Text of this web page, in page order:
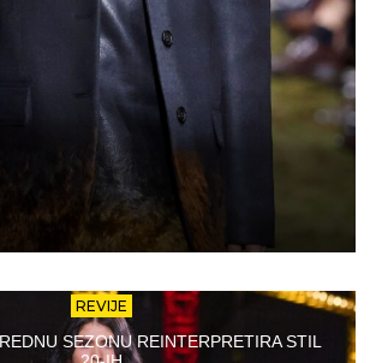
REVIJE
SEZONU REINTERPRETIRA STIL